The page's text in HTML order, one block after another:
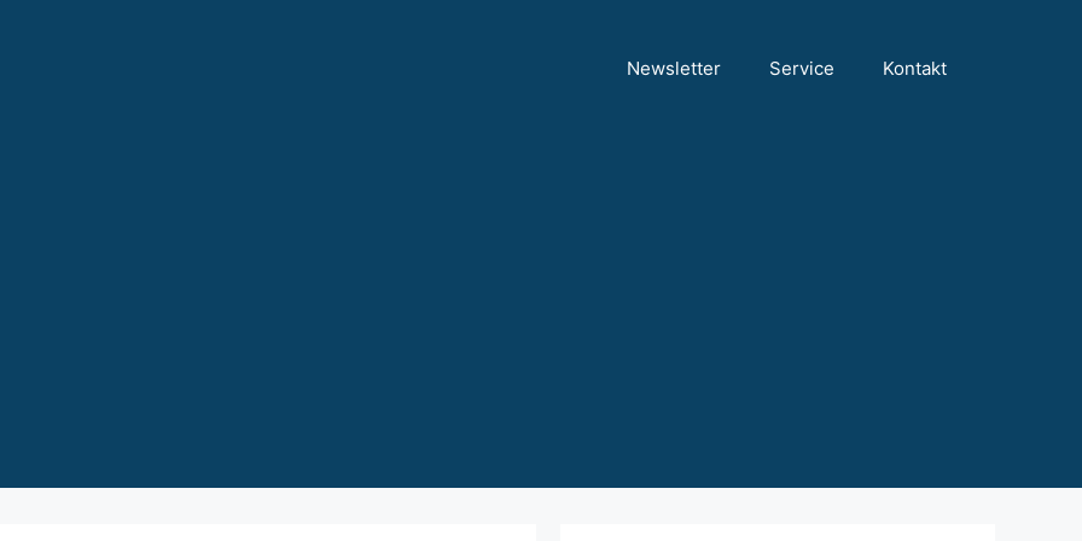
Newsletter Service Kontakt